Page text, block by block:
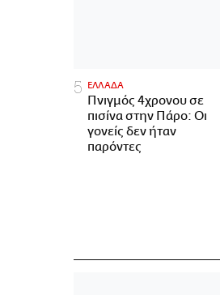
ΕΛΛΑΔΑ
Πνιγμός 4χρονου σε
πισίνα στην Πάρο: Οι
γονείς δεν ήταν
παρόντες